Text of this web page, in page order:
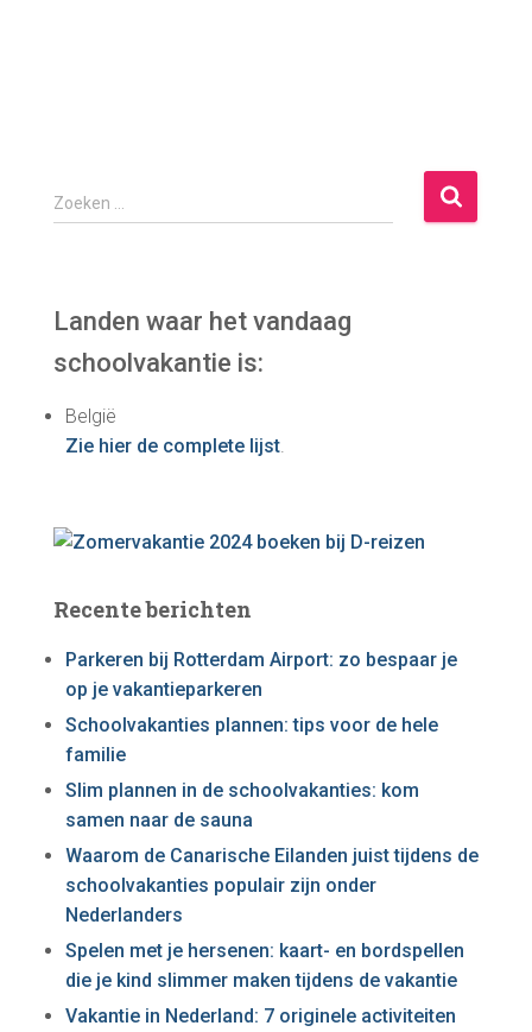
Z
o
e
n
Zoeken …
Landen waar het vandaag
schoolvakantie is:
België
Zie hier de complete lijst.
Recente berichten
Parkeren bij Rotterdam Airport: zo bespaar je
op je vakantieparkeren
Schoolvakanties plannen: tips voor de hele
familie
Slim plannen in de schoolvakanties: kom
samen naar de sauna
Waarom de Canarische Eilanden juist tijdens de
schoolvakanties populair zijn onder
Nederlanders
Spelen met je hersenen: kaart- en bordspellen
die je kind slimmer maken tijdens de vakantie
Vakantie in Nederland: 7 originele activiteiten